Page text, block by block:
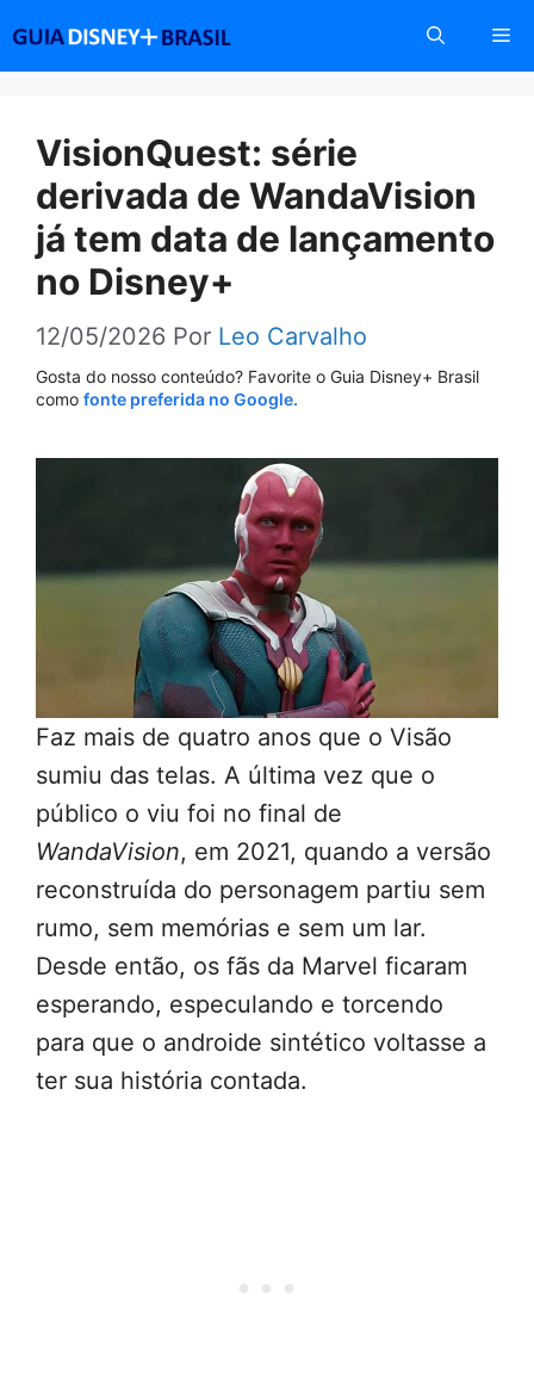
conteúdo
VisionQuest: série
derivada de WandaVision
já tem data de lançamento
no Disney+
12/05/2026 Por Leo Carvalho
Gosta do nosso conteúdo? Favorite o Guia Disney+ Brasil
como fonte preferida no Google.
Faz mais de quatro anos que o Visão
sumiu das telas. A última vez que o
público o viu foi no final de
WandaVision, em 2021, quando a versão
reconstruída do personagem partiu sem
rumo, sem memórias e sem um lar.
Desde então, os fãs da Marvel ficaram
esperando, especulando e torcendo
para que o androide sintético voltasse a
ter sua história contada.